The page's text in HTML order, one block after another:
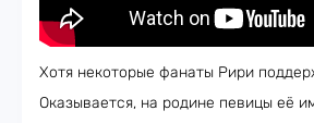
Хотя некоторые фанаты Рири
Оказывается, на родине певицы её